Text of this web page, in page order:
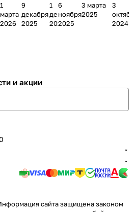
зина
в
1
марта
2026
о
магаз
9
декабря
2025
а
н
1
декабря
2025
ина в
г.
6
ноября
2025
ного
салона
3 марта
2025
ели
пер
3
2024
и акции
сайта защищена законом